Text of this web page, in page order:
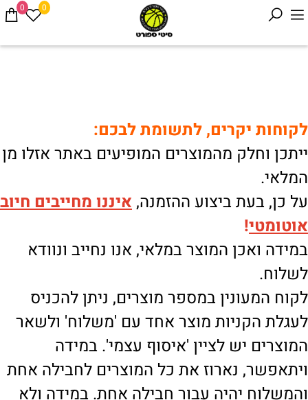
0 0
לקוחות יקרים, לתשומת לבכם:
ייתכן וחלק מהמוצרים המופיעים באתר אזלו מן
המלאי.
על כן, בעת ביצוע ההזמנה, איננו מחייבים חיוב
אוטומטי!
במידה ואכן המוצר במלאי, אנו נחייב ונוודא
לשלוח.
לקוח המעונין במספר מוצרים, ניתן להכניס
לעגלת הקניות מוצר אחד עם 'משלוח' ולשאר
המוצרים יש לציין 'איסוף עצמי'. במידה
ויתאפשר, נארוז את כל המוצרים לחבילה אחת
והמשלוח יהיה עבור חבילה אחת. במידה ולא